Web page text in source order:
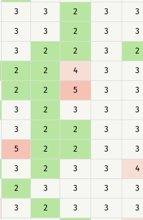
3 3 2 3 3
3 3 2 3 3
3 2 2 3 2
2 2 4 3 3
2 2 5 3 3
3 2 3 3 3
3 2 2 3 3
5 2 2 3 3
3 2 3 3 4
2 3 3 3 3
3 2 3 3 3